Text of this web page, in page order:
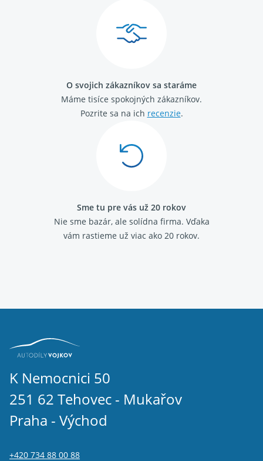
O svojich zákazníkov sa staráme
Máme tisíce spokojných zákazníkov.
Pozrite sa na ich recenzie.
Sme tu pre vás už 20 rokov
Nie sme bazár, ale solídna firma. Vďaka
vám rastieme už viac ako 20 rokov.
K Nemocnici 50
251 62 Tehovec - Mukařov
Praha - Východ
+420 734 88 00 88